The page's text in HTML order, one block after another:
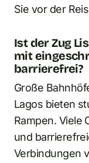
Sie vor der
Ist der Zug
mit
barrierefrei?
Große
Lagos bieten
Rampen. Viele
und
Verbindungen